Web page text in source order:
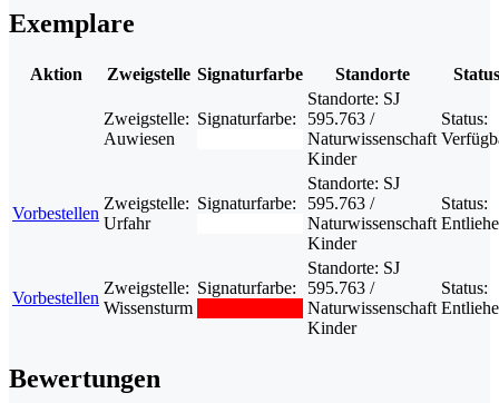
Exemplare
Aktion Zweigstelle Signaturfarbe Standorte Status
Zweigstelle:
Auwiesen
Signaturfarbe:
Standorte: SJ
595.763 /
Naturwissenschaft
Kinder
Status:
Vorbestellen
Zweigstelle:
Urfahr
Signaturfarbe:
Standorte: SJ
595.763 /
Naturwissenschaft
Kinder
Status:
Vorbestellen
Zweigstelle:
Wissensturm
Signaturfarbe:
Standorte: SJ
595.763 /
Naturwissenschaft
Kinder
Status:
Bewertungen